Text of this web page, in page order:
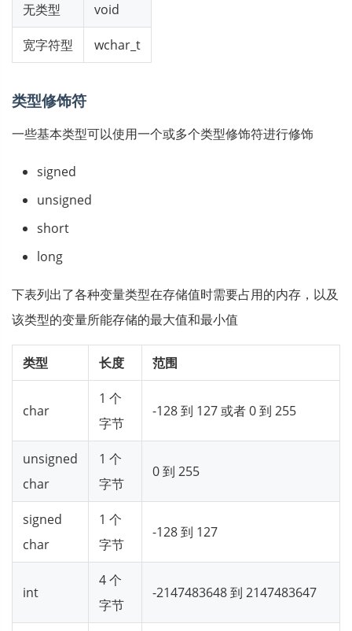
无类型 void
宽字符型 wchar_t
类型修饰符
一些基本类型可以使用一个或多个类型修饰符进行修饰
signed
unsigned
short
long
下表列出了各种变量类型在存储值时需要占用的内存，以及
该类型的变量所能存储的最大值和最小值
类型 长度 范围
char
1 个
字节
-128 到 127 或者 0 到 255
unsigned
char
1 个
字节
0 到 255
signed
char
1 个
字节
-128 到 127
int
4 个
字节
-2147483648 到 2147483647